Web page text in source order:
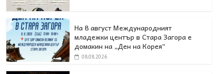
На 8 август Международният
младежки център в Стара Загора е
домакин на „Ден на Корея“
08.08.2026